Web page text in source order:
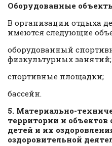
Оборудованные
В организации отдыха
имеются следующие
оборудованный
физкультурных занятий;
спортивные площадки;
бассейн.
5. Материально-
территории и
детей и их
оздоровительной